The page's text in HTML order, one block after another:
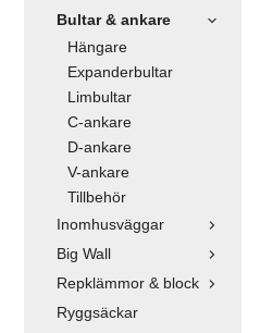
Bultar & ankare
Hängare
Expanderbultar
Limbultar
C-ankare
D-ankare
V-ankare
Tillbehör
Inomhusväggar
Big Wall
Repklämmor & block
Ryggsäckar